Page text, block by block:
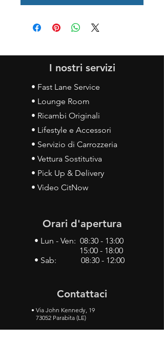
I nostri servizi
• Fast Lane Service
• Lounge Room
• Ricambi Originali
• Lifestyle e Accessori
• Servizio di Carrozzeria
• Vettura Sostitutiva
• Pick Up & Delivery
• Video CitNow
Orari d'apertura
• Lun - Ven: 08:30 - 13:00
15:00 - 18:00
• Sab: 08:30 - 12:00
Contattaci
• Via John Kennedy, 19
73052 Parabita (LE)